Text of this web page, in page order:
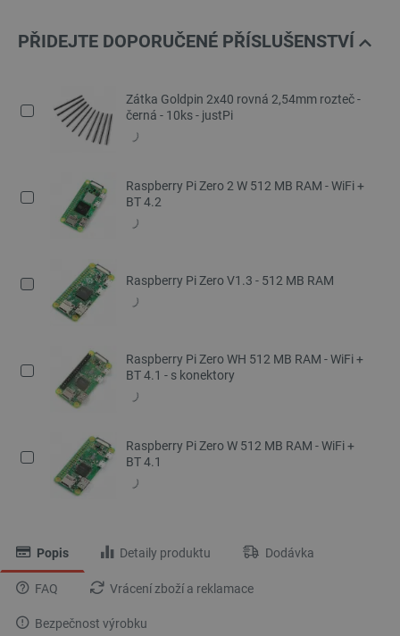
PŘIDEJTE DOPORUČENÉ PŘÍSLUŠENSTVÍ
Zátka Goldpin 2x40 rovná 2,54mm rozteč -
černá - 10ks - justPi
Raspberry Pi Zero 2 W 512 MB RAM - WiFi +
BT 4.2
Raspberry Pi Zero V1.3 - 512 MB RAM
Raspberry Pi Zero WH 512 MB RAM - WiFi +
BT 4.1 - s konektory
Raspberry Pi Zero W 512 MB RAM - WiFi +
BT 4.1
Popis Detaily produktu Dodávka
FAQ Vrácení zboží a reklamace
Bezpečnost výrobku